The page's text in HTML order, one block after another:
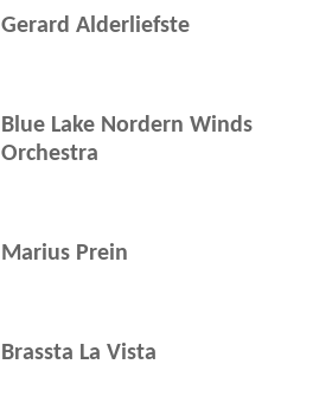
Gerard Alderliefste
Blue Lake Nordern Winds
Orchestra
Marius Prein
Brassta La Vista